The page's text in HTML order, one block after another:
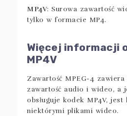
MP4V: Surowa zawartość
tylko w formacie MP4.
Więcej informacji
MP4V
Zawartość MPEG-4 zawiera
zawartość audio i wideo, a
obsługuje kodek MP4V,
niektórymi plikami wideo.